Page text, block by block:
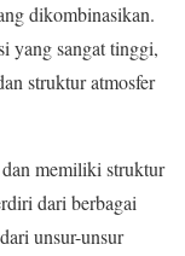
dikombinasikan.
yang sangat tinggi,
struktur atmosfer
memiliki struktur
dari berbagai
unsur-unsur